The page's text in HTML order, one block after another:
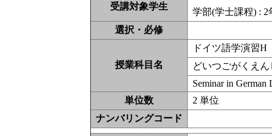
受講対象学生
学部(学士課程) : 2
選択・必修
授業科目名
ドイツ語学演習H
どいつごがくえ
Seminar in German
単位数
2 単位
ナンバリングコード